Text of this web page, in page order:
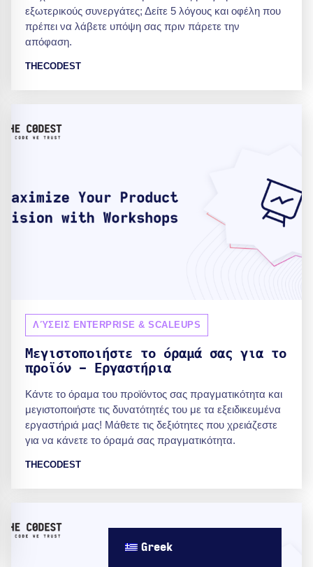
εξωτερικούς συνεργάτες; Δείτε 5 λόγους και οφέλη που
πρέπει να λάβετε υπόψη σας πριν πάρετε την
απόφαση.
THECODEST
ΛΎΣΕΙΣ ENTERPRISE & SCALEUPS
Μεγιστοποιήστε το όραμά σας για το
προϊόν - Εργαστήρια
Κάντε το όραμα του προϊόντος σας πραγματικότητα και
μεγιστοποιήστε τις δυνατότητές του με τα εξειδικευμένα
εργαστήριά μας! Μάθετε τις δεξιότητες που χρειάζεστε
για να κάνετε το όραμά σας πραγματικότητα.
THECODEST
Greek